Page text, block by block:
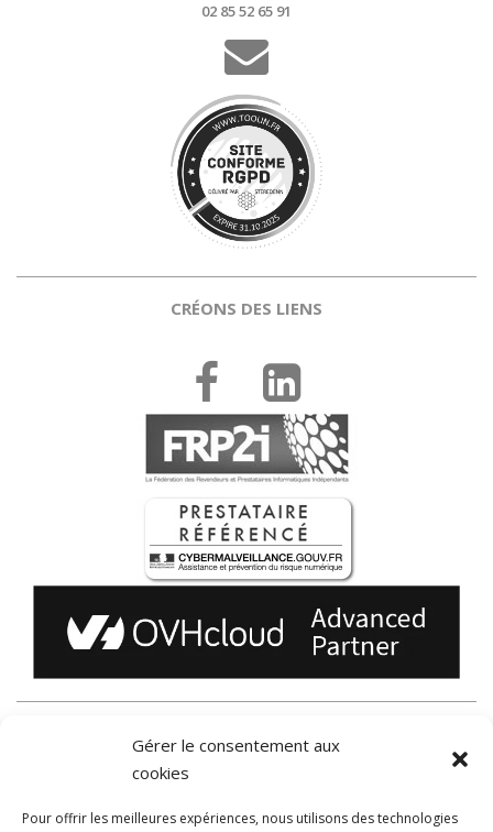
Gérer le consentement aux
cookies
Pour offrir les meilleures expériences, nous utilisons des technologies
02 85 52 65 91
CRÉONS DES LIENS
Communiquer avec du wifi de qualité